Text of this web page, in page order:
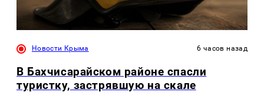
Новости Крыма 6 часов назад
В Бахчисарайском районе спасли
туристку, застрявшую на скале